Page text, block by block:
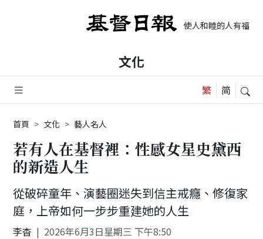
使人和睦的人有福了
文化
首頁 文化 藝人名人
若有人在基督裡：性感女星史黛西
的新造人生
從破碎童年、演藝圈迷失到信主戒癮、修復家
庭，上帝如何一步步重建她的人生
李杳 2026年6月3日星期三 下午8:50